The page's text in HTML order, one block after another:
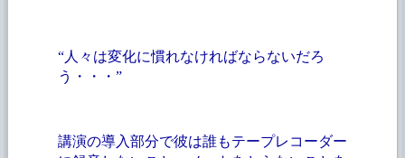
“人々は変化に慣れなければならないだろ
う・・・”
講演の導入部分で彼は誰もテープレコーダー